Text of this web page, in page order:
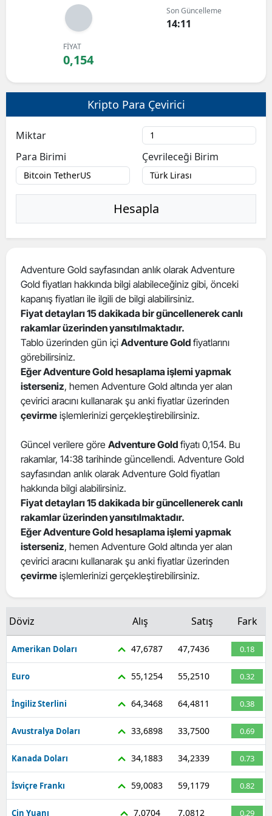
Bilecik
Burdur
Bursa
Çanakkale
Çankırı
Çorum
Denizli
Edirne
Elazığ
Erzincan
Eskişehir
Gaziantep
Gümüşhane
Hatay
Isparta
Mersin
İstanbul
Kars
Kastamonu
Kırklareli
Kırşehir
Kocaeli
Konya
Kütahya
Son Güncelleme
14:11
FİYAT
0,154
Kripto Para Çevirici
Miktar
Para Birimi
Çevrileceği Birim
Hesapla
Adventure Gold sayfasından anlık olarak Adventure
Gold fiyatları hakkında bilgi alabileceğiniz gibi, önceki
kapanış fiyatları ile ilgili de bilgi alabilirsiniz.
Fiyat detayları 15 dakikada bir güncellenerek canlı
rakamlar üzerinden yansıtılmaktadır.
Tablo üzerinden gün içi Adventure Gold fiyatlarını
görebilirsiniz.
Eğer Adventure Gold hesaplama işlemi yapmak
isterseniz, hemen Adventure Gold altında yer alan
çevirici aracını kullanarak şu anki fiyatlar üzerinden
çevirme işlemlerinizi gerçekleştirebilirsiniz.
Güncel verilere göre Adventure Gold fiyatı 0,154. Bu
rakamlar, 14:38 tarihinde güncellendi. Adventure Gold
sayfasından anlık olarak Adventure Gold fiyatları
hakkında bilgi alabilirsiniz.
Fiyat detayları 15 dakikada bir güncellenerek canlı
rakamlar üzerinden yansıtılmaktadır.
Eğer Adventure Gold hesaplama işlemi yapmak
isterseniz, hemen Adventure Gold altında yer alan
çevirici aracını kullanarak şu anki fiyatlar üzerinden
çevirme işlemlerinizi gerçekleştirebilirsiniz.
Döviz Alış Satış Fark
Amerikan Doları 47,6787 47,7436 0.18
Euro 55,1254 55,2510 0.32
İngiliz Sterlini 64,3468 64,4811 0.38
Avustralya Doları 33,6898 33,7500 0.69
Kanada Doları 34,1883 34,2339 0.73
İsviçre Frankı 59,0083 59,1179 0.82
Çin Yuanı 7,0704 7,0812 0.29